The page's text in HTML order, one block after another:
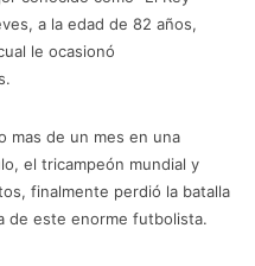
a la edad de 82 años,
le ocasionó
mas de un mes en una
el tricampeón mundial y
finalmente perdió la batalla
de este enorme futbolista.